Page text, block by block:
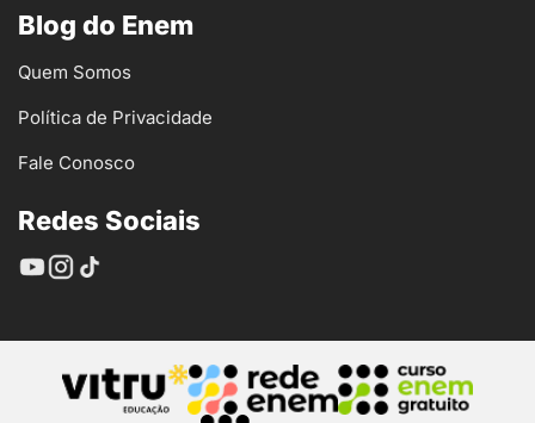
Blog do Enem
Quem Somos
Política de Privacidade
Fale Conosco
Redes Sociais